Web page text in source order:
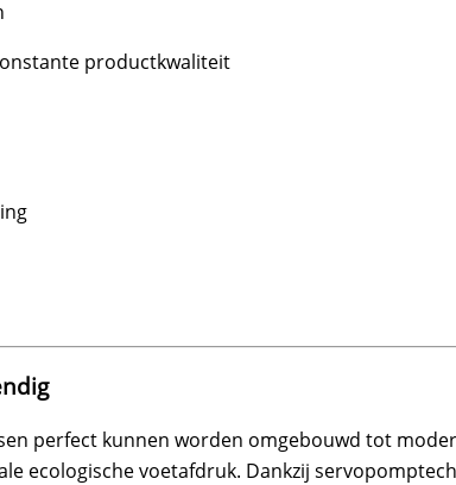
productkwaliteit
perfect kunnen worden omgebouwd tot
ecologische voetafdruk. Dankzij